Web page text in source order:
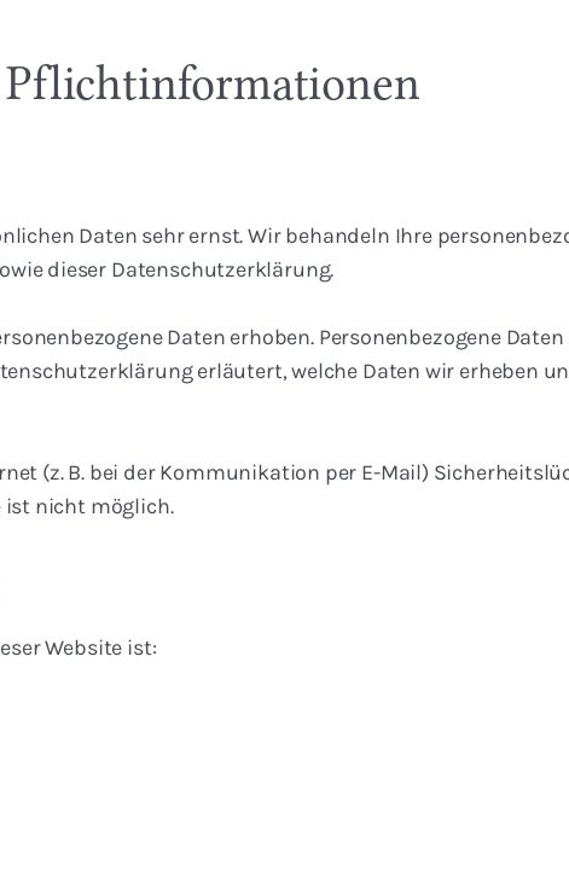
Daten sehr ernst. Wir behandeln Ihre
dieser Datenschutzerklärung.
Daten erhoben. Personenbezogene
erläutert, welche Daten wir erheben
(z. B. bei der Kommunikation per E-Mail)
ist nicht möglich.
Website ist: